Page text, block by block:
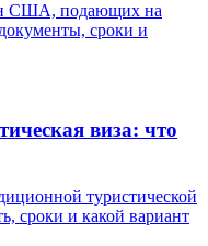
США, подающих на
сроки и
виза: что
туристической
сроки и какой вариант